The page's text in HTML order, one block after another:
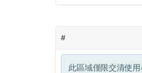
#
此區域僅限交清使